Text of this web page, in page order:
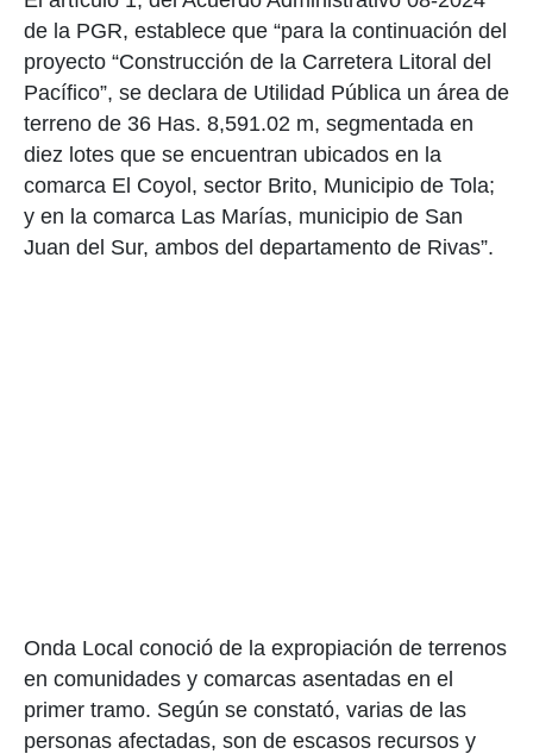
de la PGR, establece que “para la continuación del
proyecto “Construcción de la Carretera Litoral del
Pacífico”, se declara de Utilidad Pública un área de
terreno de 36 Has. 8,591.02 m, segmentada en
diez lotes que se encuentran ubicados en la
comarca El Coyol, sector Brito, Municipio de Tola;
y en la comarca Las Marías, municipio de San
Juan del Sur, ambos del departamento de Rivas”.
Onda Local conoció de la expropiación de terrenos
en comunidades y comarcas asentadas en el
primer tramo. Según se constató, varias de las
personas afectadas, son de escasos recursos y